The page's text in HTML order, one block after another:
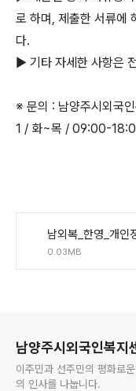
로 하며, 제출한 서류에
다.
▶ 기타 자세한 사항은
※ 문의 : 남양주시외국
1 / 화~목 / 09:00-
0.03MB
남양주시외국인복지
이주민과 선주민의 평화로
의 인사를 나눕니다.